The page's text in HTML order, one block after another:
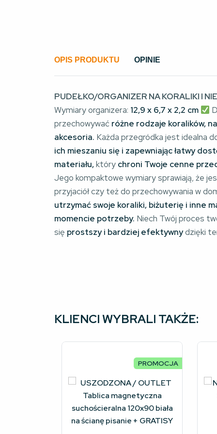
OPIS PRODUKTU OPINIE
PUDEŁKO/ORGANIZER NA KORALIKI I
Wymiary organizera: 12,9 x 6,7 x 2,2 cm
przechowywać różne rodzaje koralików,
akcesoria. Każda przegródka jest idealna
ich mieszaniu się i zapewniając łatwy
materiału,który chroni Twoje cenne
Jego kompaktowe wymiary sprawiają, że
przyjaciół czy też do przechowywania w
utrzymać swoje koraliki, biżuterię i inne
momencie potrzeby. Niech Twój proces
się prostszy i bardziej efektywnydzięki
KLIENCI WYBRALI TAKŻE:
PROMOCJA